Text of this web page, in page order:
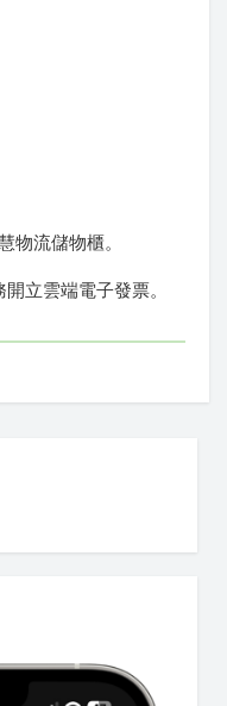
物流儲物櫃。
立雲端電子發票。